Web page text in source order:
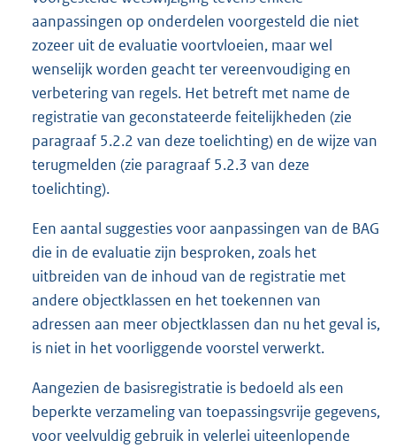
aanpassingen op onderdelen voorgesteld die niet
zozeer uit de evaluatie voortvloeien, maar wel
wenselijk worden geacht ter vereenvoudiging en
verbetering van regels. Het betreft met name de
registratie van geconstateerde feitelijkheden (zie
paragraaf 5.2.2 van deze toelichting) en de wijze van
terugmelden (zie paragraaf 5.2.3 van deze
toelichting).
Een aantal suggesties voor aanpassingen van de BAG
die in de evaluatie zijn besproken, zoals het
uitbreiden van de inhoud van de registratie met
andere objectklassen en het toekennen van
adressen aan meer objectklassen dan nu het geval is,
is niet in het voorliggende voorstel verwerkt.
Aangezien de basisregistratie is bedoeld als een
beperkte verzameling van toepassingsvrije gegevens,
voor veelvuldig gebruik in velerlei uiteenlopende